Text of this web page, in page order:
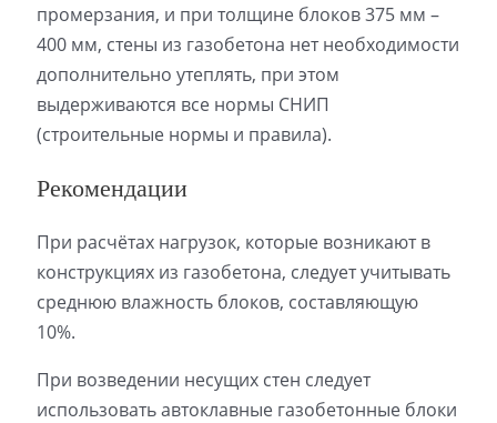
промерзания, и при толщине блоков 375 мм –
400 мм, стены из газобетона нет необходимости
дополнительно утеплять, при этом
выдерживаются все нормы СНИП
(строительные нормы и правила).
Рекомендации
При расчётах нагрузок, которые возникают в
конструкциях из газобетона, следует учитывать
среднюю влажность блоков, составляющую
10%.
При возведении несущих стен следует
использовать автоклавные газобетонные блоки